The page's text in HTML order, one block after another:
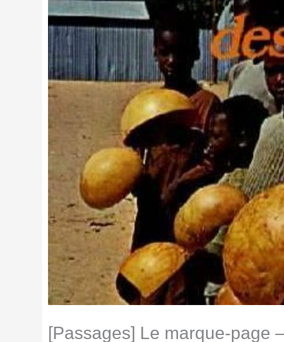
[Passages] Le marque-page